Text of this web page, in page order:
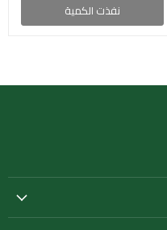
نفذت الكمية